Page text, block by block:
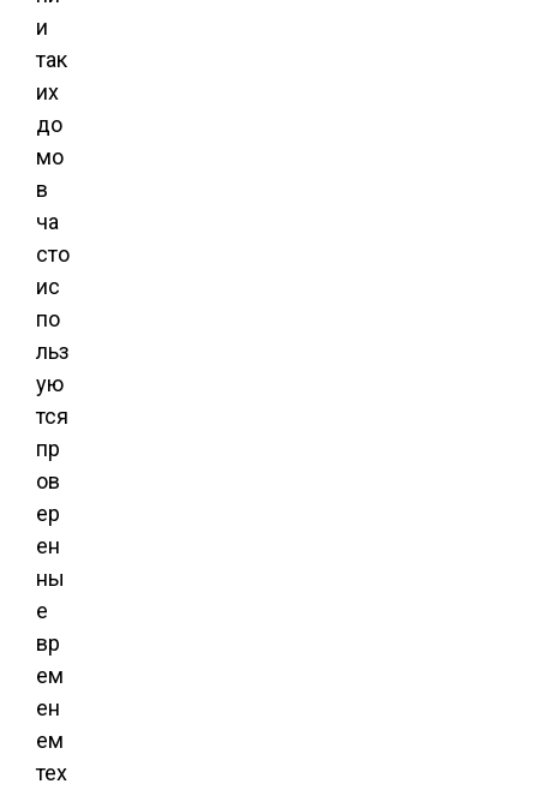
и
так
их
до
мо
в
ча
сто
ис
по
льз
ую
тся
пр
ов
ер
ен
ны
е
вр
ем
ен
ем
тех